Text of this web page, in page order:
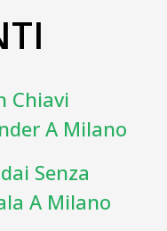
Chiavi
A Milano
Senza
A Milano